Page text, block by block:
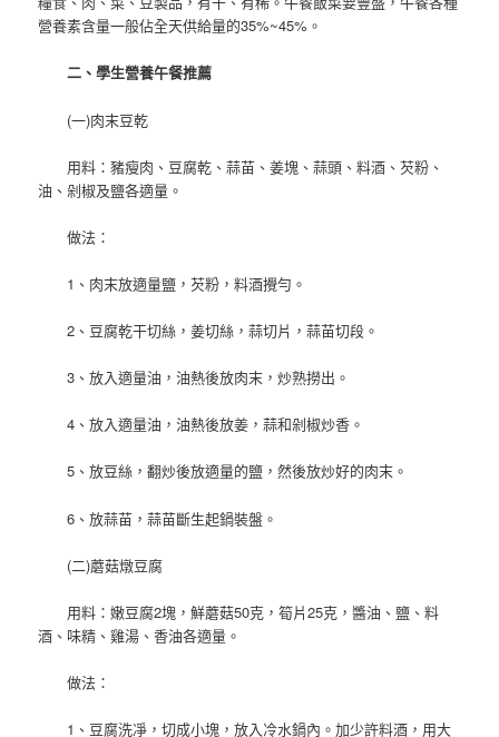
營養素含量一般佔全天供給量的35%~45%。
二、學生營養午餐推薦
(一)肉末豆乾
用料：豬瘦肉、豆腐乾、蒜苗、姜塊、蒜頭、料酒、芡粉、
油、剁椒及鹽各適量。
做法：
1、肉末放適量鹽，芡粉，料酒攪勻。
2、豆腐乾干切絲，姜切絲，蒜切片，蒜苗切段。
3、放入適量油，油熱後放肉末，炒熟撈出。
4、放入適量油，油熱後放姜，蒜和剁椒炒香。
5、放豆絲，翻炒後放適量的鹽，然後放炒好的肉末。
6、放蒜苗，蒜苗斷生起鍋裝盤。
(二)蘑菇燉豆腐
用料：嫩豆腐2塊，鮮蘑菇50克，筍片25克，醬油、鹽、料
酒、味精、雞湯、香油各適量。
做法：
1、豆腐洗凈，切成小塊，放入冷水鍋內。加少許料酒，用大